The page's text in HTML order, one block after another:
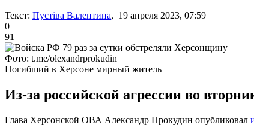
Текст: Пустіва Валентина, 19 апреля 2023, 07:59
0
91
Фото: t.me/olexandrprokudin
Погибший в Херсоне мирный житель
Из-за российской агрессии во
Глава Херсонской ОВА Александр Прокудин опубликовал